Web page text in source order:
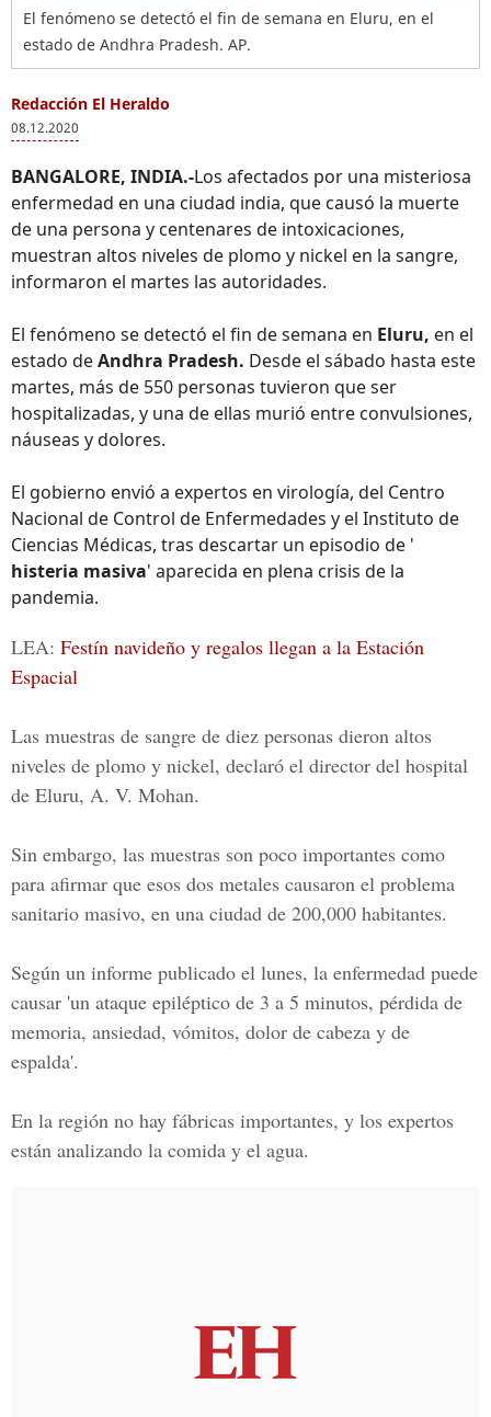
El fenómeno se detectó el fin de semana en Eluru, en el
estado de Andhra Pradesh. AP.
Redacción El Heraldo
08.12.2020
BANGALORE, INDIA.-Los afectados por una misteriosa
enfermedad en una ciudad india, que causó la muerte
de una persona y centenares de intoxicaciones,
muestran altos niveles de plomo y nickel en la sangre,
informaron el martes las autoridades.
El fenómeno se detectó el fin de semana en Eluru, en el
estado deAndhra Pradesh. Desde el sábado hasta este
martes, más de 550 personas tuvieron que ser
hospitalizadas, y una de ellas murió entre convulsiones,
náuseas y dolores.
El gobierno envió a expertos en virología, del Centro
Nacional de Control de Enfermedades y el Instituto de
Ciencias Médicas, tras descartar un episodio de '
histeria masiva' aparecida en plena crisis de la
pandemia.
LEA: Festín navideño y regalos llegan a la Estación
Espacial
Las muestras de sangre de diez personas dieron altos
niveles de plomo y nickel, declaró el director del hospital
de Eluru, A. V. Mohan.
Sin embargo, las muestras son poco importantes como
para afirmar que esos dos metales causaron el problema
sanitario masivo, en una ciudad de 200,000 habitantes.
Según un informe publicado el lunes, la enfermedad puede
causar 'un ataque epiléptico de 3 a 5 minutos, pérdida de
memoria, ansiedad, vómitos, dolor de cabeza y de
espalda'.
En la región no hay fábricas importantes, y los expertos
están analizando la comida y el agua.